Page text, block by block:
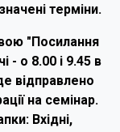
терміни.
"Посилання
- о 8.00 і 9.45 в
відправлено
на семінар.
Вхідні,